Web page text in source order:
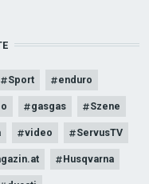
Sport enduro
gasgas Szene
video ServusTV
Husqvarna